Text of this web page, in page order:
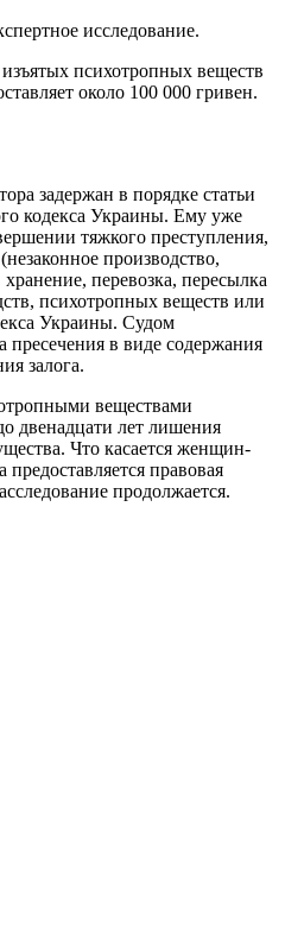
исследование.
психотропных веществ
около 100 000 гривен.
задержан в порядке статьи
кодекса Украины. Ему уже
тяжкого преступления,
производство,
перевозка, пересылка
психотропных веществ или
Украины. Судом
пресечения в виде содержания
залога.
веществами
двенадцати лет лишения
Что касается женщин-
правовая
продолжается.